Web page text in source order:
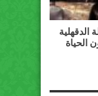
الدقهلية
الحياة